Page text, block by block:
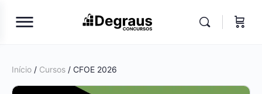
Início / Cursos / CFOE 2026